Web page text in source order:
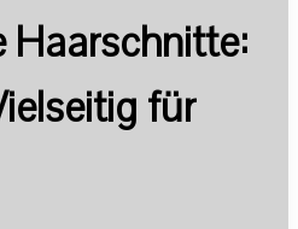
Haarschnitte:
für